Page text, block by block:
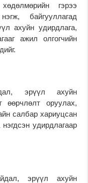
гэрээ
байгууллагад
ахуйн удирдлага,
ажил олгогчийн
эрүүл ахуйн
өөрчлөлт оруулах,
салбар хариуцсан
удирдлагаар
эрүүл ахуйн